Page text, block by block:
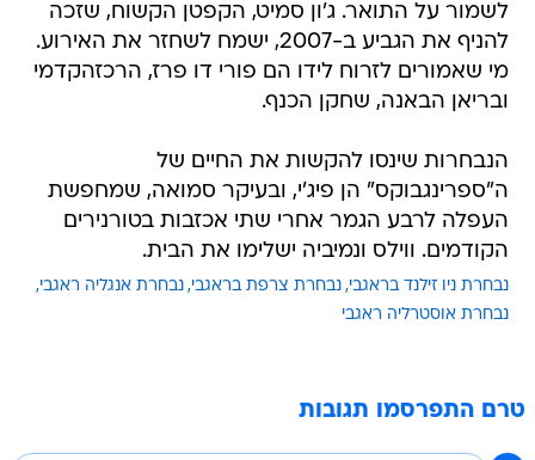
לשמור על התואר. ג'ון סמיט, הקפטן הקשוח, שזכה
להניף את הגביע ב-2007, ישמח לשחזר את האירוע.
מי שאמורים לזרוח לידו הם פורי דו פרז, הרכזהקדמי
ובריאן הבאנה, שחקן הכנף.
הנבחרות שינסו להקשות את החיים של
ה"ספרינגבוקס" הן פיג'י, ובעיקר סמואה, שמחפשת
העפלה לרבע הגמר אחרי שתי אכזבות בטורנירים
הקודמים. ווילס ונמיביה ישלימו את הבית.
נבחרת ניו זילנד בראגבי נבחרת צרפת בראגבי נבחרת אנגליה ראגבי
נבחרת אוסטרליה ראגבי
טרם התפרסמו תגובות